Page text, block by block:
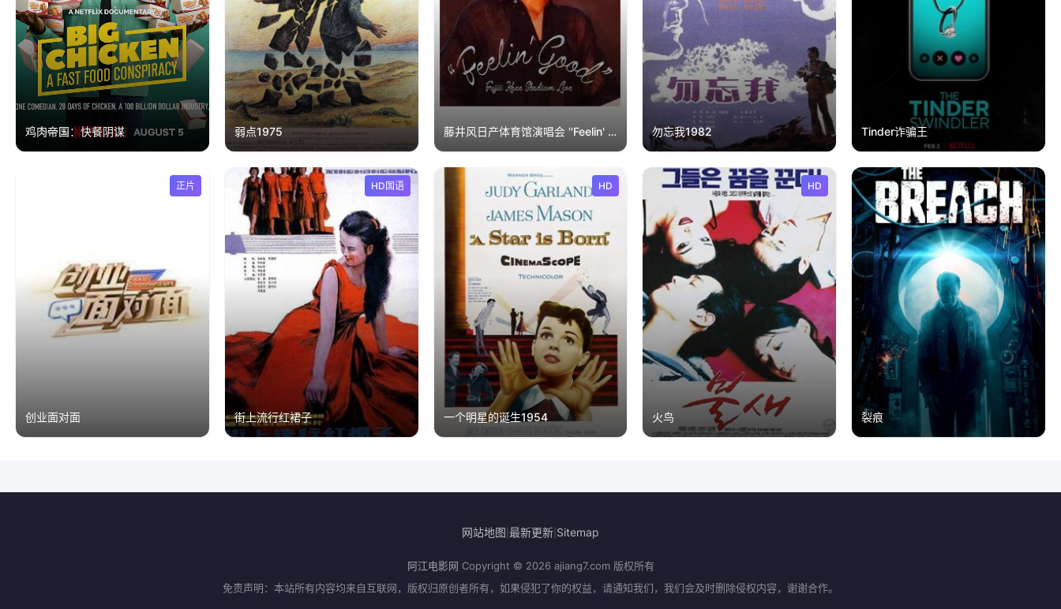
鸡肉帝国：快餐阴谋 弱点1975 藤井风日产体育馆演唱会 ''Feelin' Good'' 勿忘我1982 Tinder诈骗王
正片
创业面对面
HD国语
街上流行红裙子
HD
一个明星的诞生1954
HD
火鸟 裂痕
网站地图 最新更新 Sitemap
阿江电影网 Copyright © 2026 ajiang7.com 版权所有
免责声明：本站所有内容均来自互联网，版权归原创者所有，如果侵犯了你的权益，请通知我们，我们会及时删除侵权内容，谢谢合作。